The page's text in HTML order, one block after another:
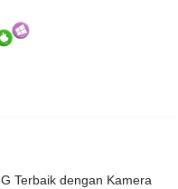
Terbaik dengan Kamera